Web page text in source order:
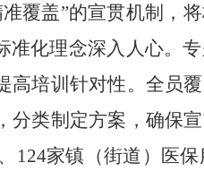
覆盖”的宣贯机制，
化理念深入人心。
培训针对性。全员
类制定方案，确保
124家镇（街道）医保